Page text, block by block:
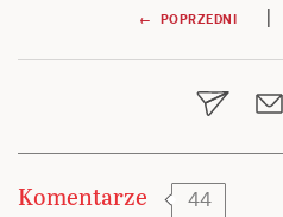
Nawigacja
wpisu
← POPRZEDNI |
Komentarze 44